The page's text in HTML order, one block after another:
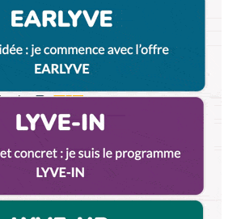
mail ne sera pas publiée.
sont indiqués avec*
tous les nouveaux commentaires